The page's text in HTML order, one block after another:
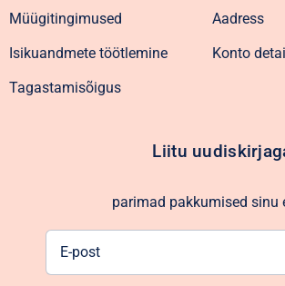
Müügitingimused
Isikuandmete töötlemine
Tagastamisõigus
Aadress
Konto
Liitu
parimad pakkumised sinu